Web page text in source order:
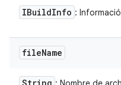
IBuildInfo :
fileName